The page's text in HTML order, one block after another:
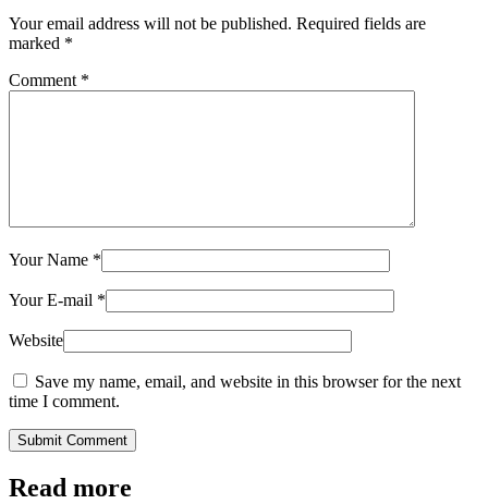
Your email address will not be published. Required fields are
marked *
Comment *
Your Name *
Your E-mail *
Website
Save my name, email, and website in this browser for the next
time I comment.
Submit Comment
Read more